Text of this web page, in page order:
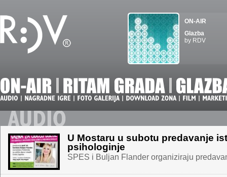
ON-AIR
Glazba
by RDV
U Mostaru u subotu predavanje
psihologinje
SPES i Buljan Flander organiziraju